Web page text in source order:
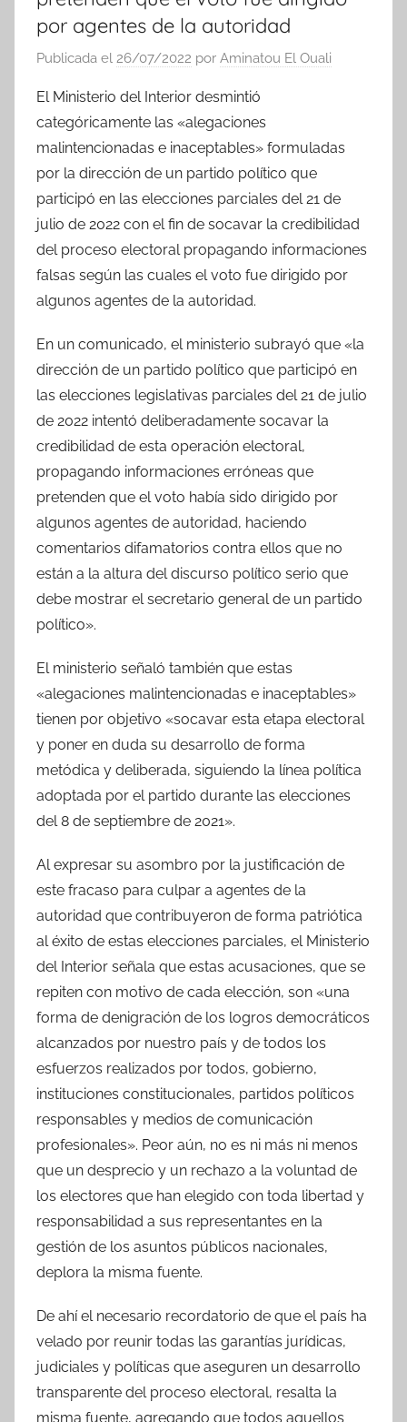
por agentes de la autoridad
Publicada el 26/07/2022 por Aminatou El Ouali
El Ministerio del Interior desmintió
categóricamente las «alegaciones
malintencionadas e inaceptables» formuladas
por la dirección de un partido político que
participó en las elecciones parciales del 21 de
julio de 2022 con el fin de socavar la credibilidad
del proceso electoral propagando informaciones
falsas según las cuales el voto fue dirigido por
algunos agentes de la autoridad.
En un comunicado, el ministerio subrayó que «la
dirección de un partido político que participó en
las elecciones legislativas parciales del 21 de julio
de 2022 intentó deliberadamente socavar la
credibilidad de esta operación electoral,
propagando informaciones erróneas que
pretenden que el voto había sido dirigido por
algunos agentes de autoridad, haciendo
comentarios difamatorios contra ellos que no
están a la altura del discurso político serio que
debe mostrar el secretario general de un partido
político».
El ministerio señaló también que estas
«alegaciones malintencionadas e inaceptables»
tienen por objetivo «socavar esta etapa electoral
y poner en duda su desarrollo de forma
metódica y deliberada, siguiendo la línea política
adoptada por el partido durante las elecciones
del 8 de septiembre de 2021».
Al expresar su asombro por la justificación de
este fracaso para culpar a agentes de la
autoridad que contribuyeron de forma patriótica
al éxito de estas elecciones parciales, el Ministerio
del Interior señala que estas acusaciones, que se
repiten con motivo de cada elección, son «una
forma de denigración de los logros democráticos
alcanzados por nuestro país y de todos los
esfuerzos realizados por todos, gobierno,
instituciones constitucionales, partidos políticos
responsables y medios de comunicación
profesionales». Peor aún, no es ni más ni menos
que un desprecio y un rechazo a la voluntad de
los electores que han elegido con toda libertad y
responsabilidad a sus representantes en la
gestión de los asuntos públicos nacionales,
deplora la misma fuente.
De ahí el necesario recordatorio de que el país ha
velado por reunir todas las garantías jurídicas,
judiciales y políticas que aseguren un desarrollo
transparente del proceso electoral, resalta la
misma fuente, agregando que todos aquellos